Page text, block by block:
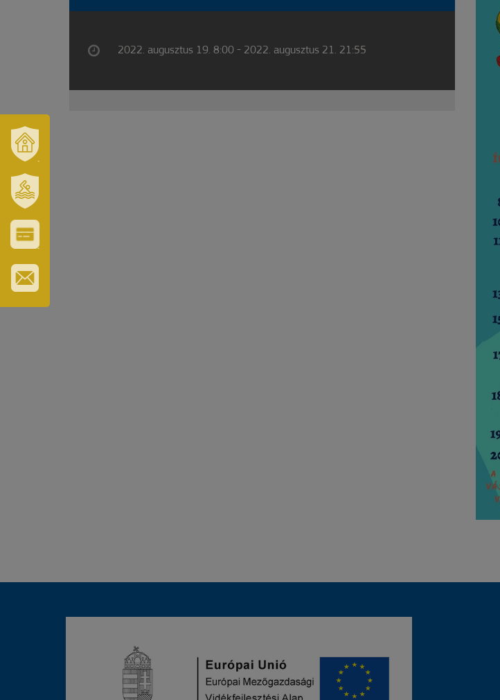
ÉS
TÉRSÉGÜNK
ERZSÉBET
GYÓGYFÜRDŐ
ÉS
TURISZTIKAI
KÁRTYA
2022. augusztus 19. 8:00 - 2022. augusztus 21. 21:55